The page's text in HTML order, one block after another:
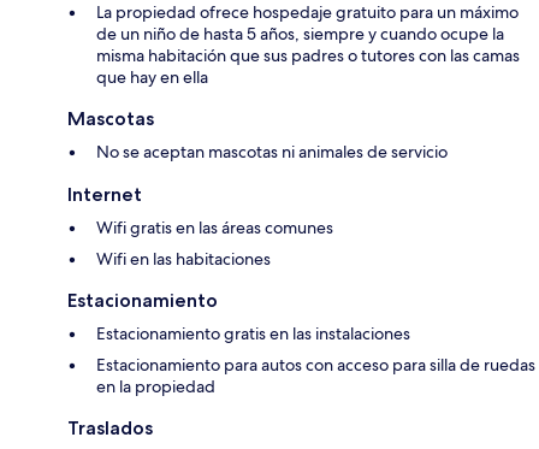
La propiedad ofrece hospedaje gratuito para un máximo
de un niño de hasta 5 años, siempre y cuando ocupe la
misma habitación que sus padres o tutores con las camas
que hay en ella
Mascotas
No se aceptan mascotas ni animales de servicio
Internet
Wifi gratis en las áreas comunes
Wifi en las habitaciones
Estacionamiento
Estacionamiento gratis en las instalaciones
Estacionamiento para autos con acceso para silla de ruedas
en la propiedad
Traslados